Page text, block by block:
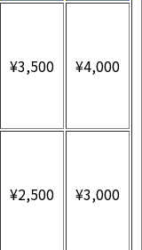
¥3,500 ¥4,000
¥2,500 ¥3,000